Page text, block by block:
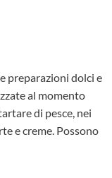
preparazioni dolci e
al momento
di pesce, nei
e creme. Possono